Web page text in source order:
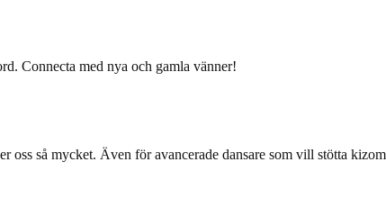
Connecta med nya och gamla vänner!
oss så mycket. Även för avancerade dansare som vill stötta